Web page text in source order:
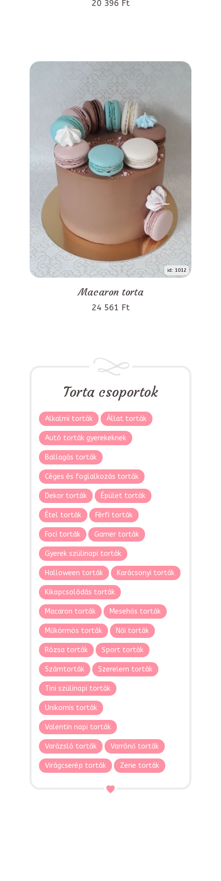
20 396 Ft
id: 1012
Macaron torta
24 561 Ft
Torta csoportok
Alkalmi torták Állat torták
Autó torták gyerekeknek
Ballagás torták
Céges és foglalkozás torták
Dekor torták Épület torták
Étel torták Férfi torták
Foci torták Gamer torták
Gyerek szülinapi torták
Halloween torták Karácsonyi torták
Kikapcsolódás torták
Macaron torták Mesehős torták
Műkörmös torták Női torták
Rózsa torták Sport torták
Számtorták Szerelem torták
Tini szülinapi torták
Unikornis torták
Valentin napi torták
Varázsló torták Varrónő torták
Virágcserép torták Zene torták